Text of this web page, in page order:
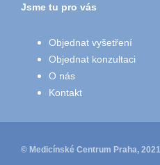
Jsme tu pro vás
Objednat vyšetření
Objednat konzultaci
O nás
Kontakt
© Medicínské Centrum Praha, 2021